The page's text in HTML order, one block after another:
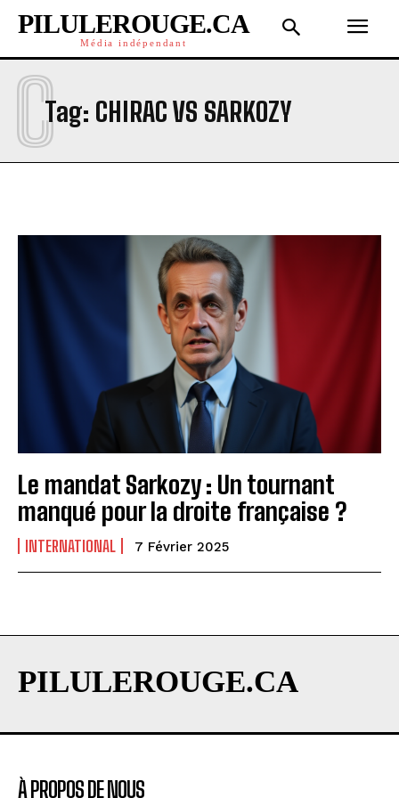
PILULEROUGE.CA
Média indépendant
Tag: CHIRAC VS SARKOZY
C
Le mandat Sarkozy : Un tournant
manqué pour la droite française ?
INTERNATIONAL 7 Février 2025
PILULEROUGE.CA
À PROPOS DE NOUS